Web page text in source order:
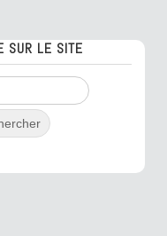
SUR LE SITE